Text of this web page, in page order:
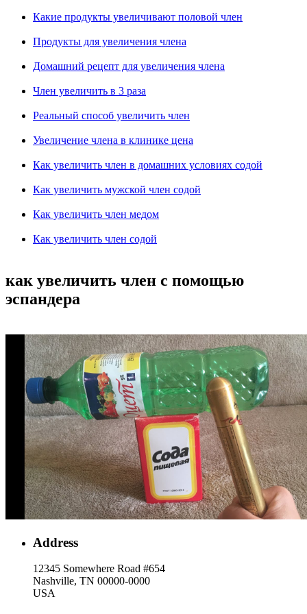
Какие продукты увеличивают половой член
Продукты для увеличения члена
Домашний рецепт для увеличения члена
Член увеличить в 3 раза
Реальный способ увеличить член
Увеличение члена в клинике цена
Как увеличить член в домашних условиях содой
Как увеличить мужской член содой
Как увеличить член медом
Как увеличить член содой
как увеличить член с помощью
эспандера
Address
12345 Somewhere Road #654
Nashville, TN 00000-0000
USA